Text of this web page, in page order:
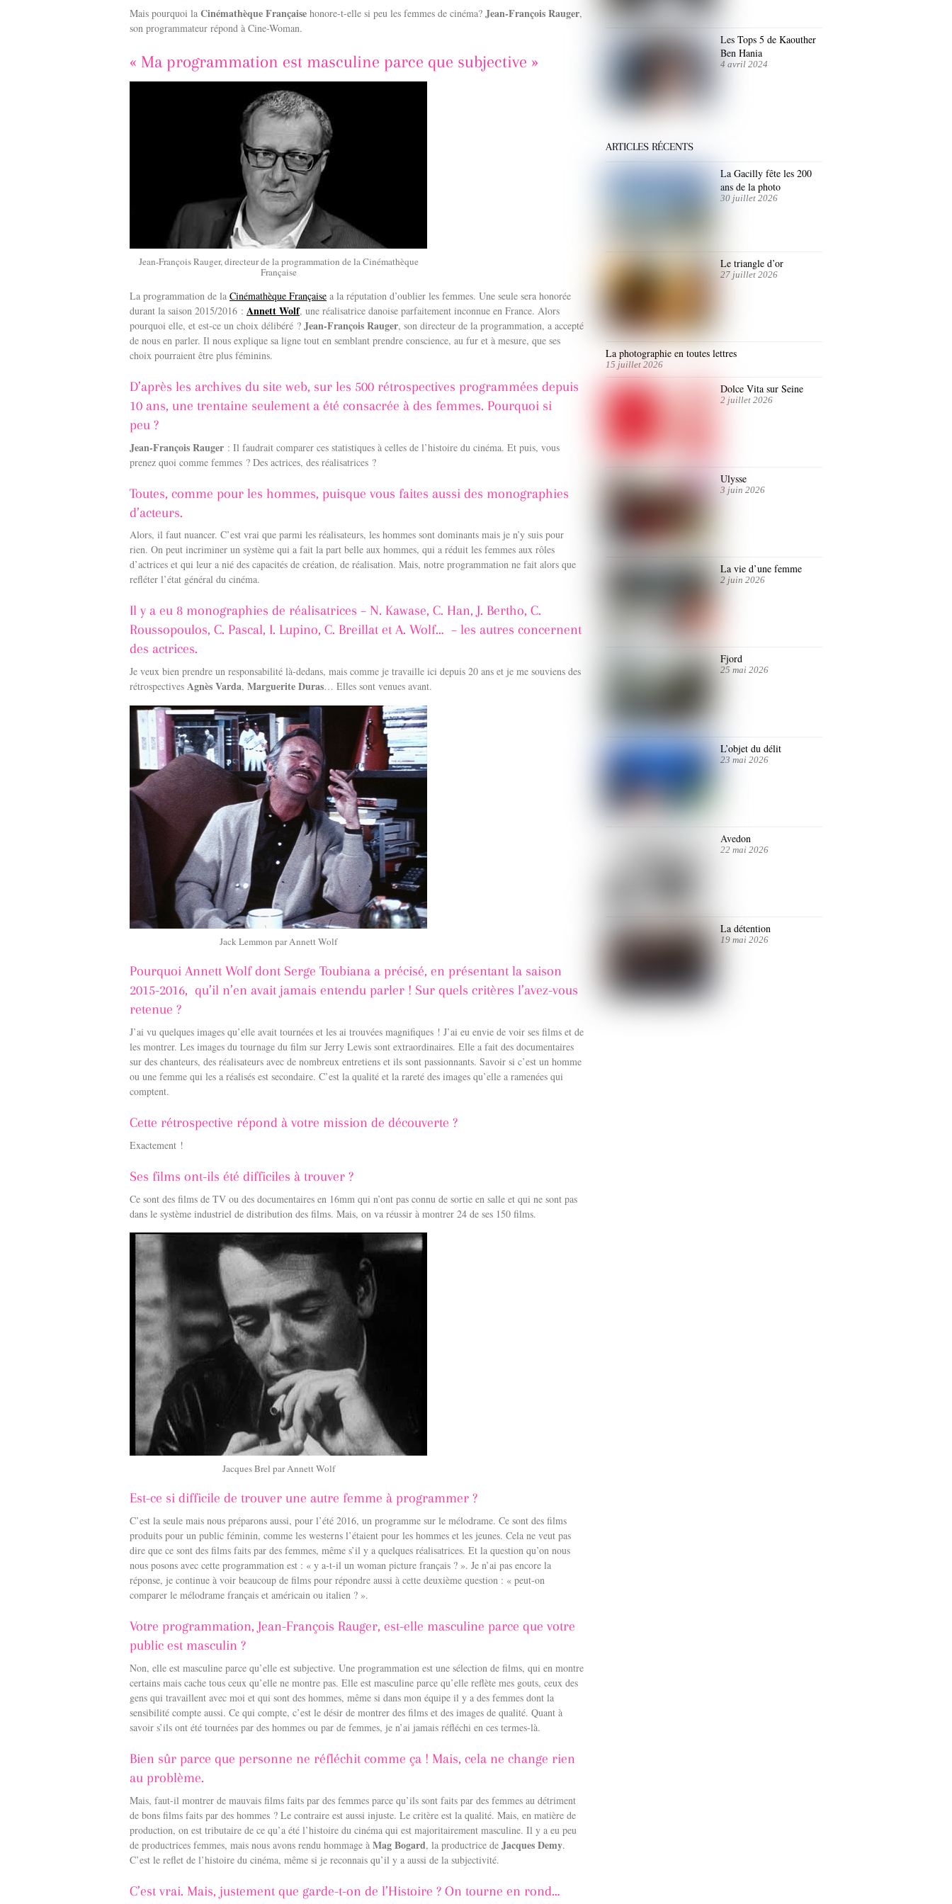
c
e
b
o
k
n
k
e
n
Mais pourquoi la Cinémathèque Française honore-t-elle si peu les femmes de cinéma? Jean-François Rauger,
son programmateur répond à Cine-Woman.
« Ma programmation est masculine parce que subjective »
Jean-François Rauger, directeur de la programmation de la Cinémathèque
Française
La programmation de la Cinémathèque Française a la réputation d’oublier les femmes. Une seule sera honorée
durant la saison 2015/2016 : Annett Wolf, une réalisatrice danoise parfaitement inconnue en France. Alors
pourquoi elle, et est-ce un choix délibéré ? Jean-François Rauger, son directeur de la programmation, a accepté
de nous en parler. Il nous explique sa ligne tout en semblant prendre conscience, au fur et à mesure, que ses
choix pourraient être plus féminins.
D’après les archives du site web, sur les 500 rétrospectives programmées depuis
10 ans, une trentaine seulement a été consacrée à des femmes. Pourquoi si
peu ?
Jean-François Rauger : Il faudrait comparer ces statistiques à celles de l’histoire du cinéma. Et puis, vous
prenez quoi comme femmes ? Des actrices, des réalisatrices ?
Toutes, comme pour les hommes, puisque vous faites aussi des monographies
d’acteurs.
Alors, il faut nuancer. C’est vrai que parmi les réalisateurs, les hommes sont dominants mais je n’y suis pour
rien. On peut incriminer un système qui a fait la part belle aux hommes, qui a réduit les femmes aux rôles
d’actrices et qui leur a nié des capacités de création, de réalisation. Mais, notre programmation ne fait alors que
refléter l’état général du cinéma.
Il y a eu 8 monographies de réalisatrices – N. Kawase, C. Han, J. Bertho, C.
Roussopoulos, C. Pascal, I. Lupino, C. Breillat et A. Wolf… – les autres concernent
des actrices.
Je veux bien prendre un responsabilité là-dedans, mais comme je travaille ici depuis 20 ans et je me souviens des
rétrospectives Agnès Varda, Marguerite Duras… Elles sont venues avant.
Jack Lemmon par Annett Wolf
Pourquoi Annett Wolf dont Serge Toubiana a précisé, en présentant la saison
2015-2016, qu’il n’en avait jamais entendu parler ! Sur quels critères l’avez-vous
retenue ?
J’ai vu quelques images qu’elle avait tournées et les ai trouvées magnifiques ! J’ai eu envie de voir ses films et de
les montrer. Les images du tournage du film sur Jerry Lewis sont extraordinaires. Elle a fait des documentaires
sur des chanteurs, des réalisateurs avec de nombreux entretiens et ils sont passionnants. Savoir si c’est un homme
ou une femme qui les a réalisés est secondaire. C’est la qualité et la rareté des images qu’elle a ramenées qui
comptent.
Cette rétrospective répond à votre mission de découverte ?
Exactement !
Ses films ont-ils été difficiles à trouver ?
Ce sont des films de TV ou des documentaires en 16mm qui n’ont pas connu de sortie en salle et qui ne sont pas
dans le système industriel de distribution des films. Mais, on va réussir à montrer 24 de ses 150 films.
Jacques Brel par Annett Wolf
Est-ce si difficile de trouver une autre femme à programmer ?
C’est la seule mais nous préparons aussi, pour l’été 2016, un programme sur le mélodrame. Ce sont des films
produits pour un public féminin, comme les westerns l’étaient pour les hommes et les jeunes. Cela ne veut pas
dire que ce sont des films faits par des femmes, même s’il y a quelques réalisatrices. Et la question qu’on nous
nous posons avec cette programmation est : « y a-t-il un woman picture français ? ». Je n’ai pas encore la
réponse, je continue à voir beaucoup de films pour répondre aussi à cette deuxième question : « peut-on
comparer le mélodrame français et américain ou italien ? ».
Votre programmation, Jean-François Rauger, est-elle masculine parce que votre
public est masculin ?
Non, elle est masculine parce qu’elle est subjective. Une programmation est une sélection de films, qui en montre
certains mais cache tous ceux qu’elle ne montre pas. Elle est masculine parce qu’elle reflète mes gouts, ceux des
gens qui travaillent avec moi et qui sont des hommes, même si dans mon équipe il y a des femmes dont la
sensibilité compte aussi. Ce qui compte, c’est le désir de montrer des films et des images de qualité. Quant à
savoir s’ils ont été tournées par des hommes ou par de femmes, je n’ai jamais réfléchi en ces termes-là.
Bien sûr parce que personne ne réfléchit comme ça ! Mais, cela ne change rien
au problème.
Mais, faut-il montrer de mauvais films faits par des femmes parce qu’ils sont faits par des femmes au détriment
de bons films faits par des hommes ? Le contraire est aussi injuste. Le critère est la qualité. Mais, en matière de
production, on est tributaire de ce qu’a été l’histoire du cinéma qui est majoritairement masculine. Il y a eu peu
de productrices femmes, mais nous avons rendu hommage à Mag Bogard, la productrice de Jacques Demy.
C’est le reflet de l’histoire du cinéma, même si je reconnais qu’il y a aussi de la subjectivité.
C’est vrai. Mais, justement que garde-t-on de l’Histoire ? On tourne en rond…
Les Tops 5 de Kaouther
Ben Hania
4 avril 2024
ARTICLES RÉCENTS
La Gacilly fête les 200
ans de la photo
30 juillet 2026
Le triangle d’or
27 juillet 2026
La photographie en toutes lettres
15 juillet 2026
Dolce Vita sur Seine
2 juillet 2026
Ulysse
3 juin 2026
La vie d’une femme
2 juin 2026
Fjord
25 mai 2026
L’objet du délit
23 mai 2026
Avedon
22 mai 2026
La détention
19 mai 2026